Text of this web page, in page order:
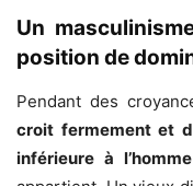
Un
position de
Pendant des
croit fermement et
inférieure à l’homme